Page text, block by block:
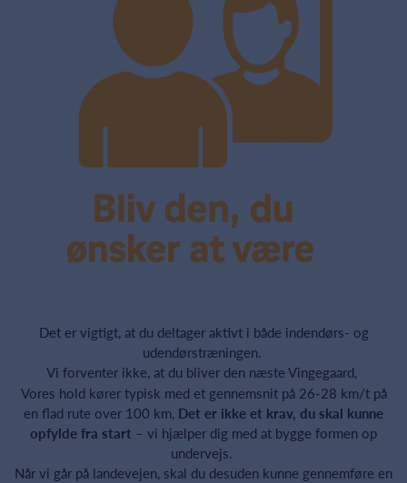
Det er vigtigt, at du deltager aktivt i både indendørs- og
udendørstræningen.
Vi forventer ikke, at du bliver den næste Vingegaard,
Vores hold kører typisk med et gennemsnit på 26-28 km/t på
en flad rute over 100 km, Det er ikke et krav, du skal kunne
opfylde fra start – vi hjælper dig med at bygge formen op
undervejs.
Når vi går på landevejen, skal du desuden kunne gennemføre en